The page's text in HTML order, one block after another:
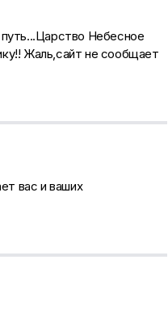
Небесное
Жаль,сайт не сообщает
вас и ваших